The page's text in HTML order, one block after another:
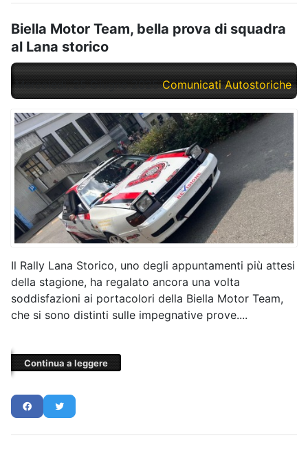
Biella Motor Team, bella prova di squadra
al Lana storico
Mercoledì, 25 Giugno 2025 Comunicati Autostoriche
Il Rally Lana Storico, uno degli appuntamenti più attesi
della stagione, ha regalato ancora una volta
soddisfazioni ai portacolori della Biella Motor Team,
che si sono distinti sulle impegnative prove....
Continua a leggere